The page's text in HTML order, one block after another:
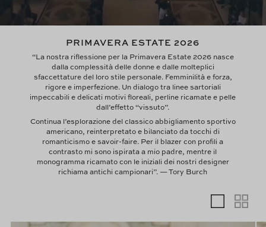
PRIMAVERA ESTATE 2026
“La nostra riflessione per la Primavera Estate 2026 nasce
dalla complessità delle donne e dalle molteplici
sfaccettature del loro stile personale. Femminilità e forza,
rigore e imperfezione. Un dialogo tra linee sartoriali
impeccabili e delicati motivi floreali, perline ricamate e pelle
dall’effetto “vissuto”.
Continua l’esplorazione del classico abbigliamento sportivo
americano, reinterpretato e bilanciato da tocchi di
romanticismo e savoir-faire. Per il blazer con profili a
contrasto mi sono ispirata a mio padre, mentre il
monogramma ricamato con le iniziali dei nostri designer
richiama antichi campionari”. — Tory Burch